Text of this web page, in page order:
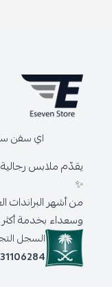
اي سفن
يقدّم ملابس
✨
من أشهر البراندات
وسعداء بخدمة أكثر من 300,000 عميل حول
السجل